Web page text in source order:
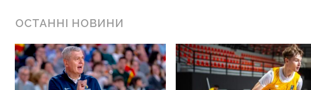
ОСТАННІ НОВИНИ